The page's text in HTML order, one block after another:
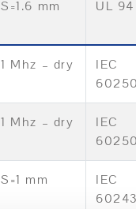
S=1.6 mm UL 94
1 Mhz – dry
IEC
1 Mhz – dry
IEC
S=1 mm
IEC